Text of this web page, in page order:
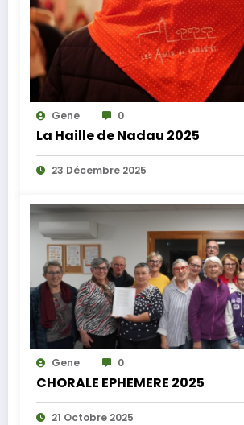
Gene 0
La Haille de Nadau 2025
23 Décembre 2025
Gene 0
CHORALE EPHEMERE 2025
21 Octobre 2025